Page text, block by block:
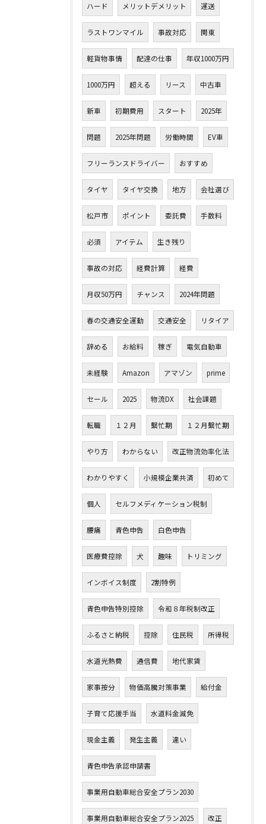
ハード メリットデメリット 運送
ラストワンマイル 事故対応 関東
軽貨物事情 配達の仕事 年収1000万円
1000万円 超える リース 中古車
新車 初期費用 スタート 2025年
問題 2025年問題 労働時間 EV車
フリーランスドライバー おすすめ
タイヤ タイヤ交換 地方 会社選び
松戸市 ポイント 委託費 手数料
必須 アイテム 生き残り
事故の対応 経費計算 経費
月収50万円 チャンス 2024年問題
春の交通安全運動 交通安全 リタイア
辞める お給料 稼ぎ 電気自動車
未経験 Amazon アマゾン prime
セール 2025 物流DX 社会課題
転職 １２月 繫忙期 １２月繫忙期
やり方 わからない 改正物流効率化法
わかりやすく 小規模企業共済 初めて
個人 セルフメディケーション税制
腰痛 青色申告 白色申告
医療費控除 犬 趣味 トリミング
インボイス制度 2割特例
青色申告特別控除 令和８年税制改正
ふるさと納税 控除 住民税 所得税
水道光熱費 通信費 地代家賃
家事按分 物価高騰対策事業 給付金
子育て応援手当 水道料金減免
現金主義 発生主義 違い
青色申告承認申請書
事業用自動車総合安全プラン2030
事業用自動車総合安全プラン2025 改正